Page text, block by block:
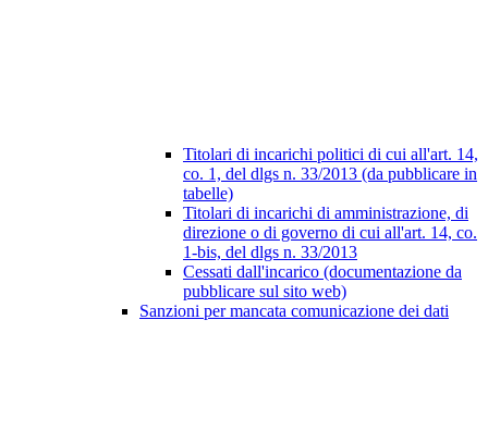
Titolari di incarichi politici di cui all'art. 14,
co. 1, del dlgs n. 33/2013 (da pubblicare in
tabelle)
Titolari di incarichi di amministrazione, di
direzione o di governo di cui all'art. 14, co.
1-bis, del dlgs n. 33/2013
Cessati dall'incarico (documentazione da
pubblicare sul sito web)
Sanzioni per mancata comunicazione dei dati